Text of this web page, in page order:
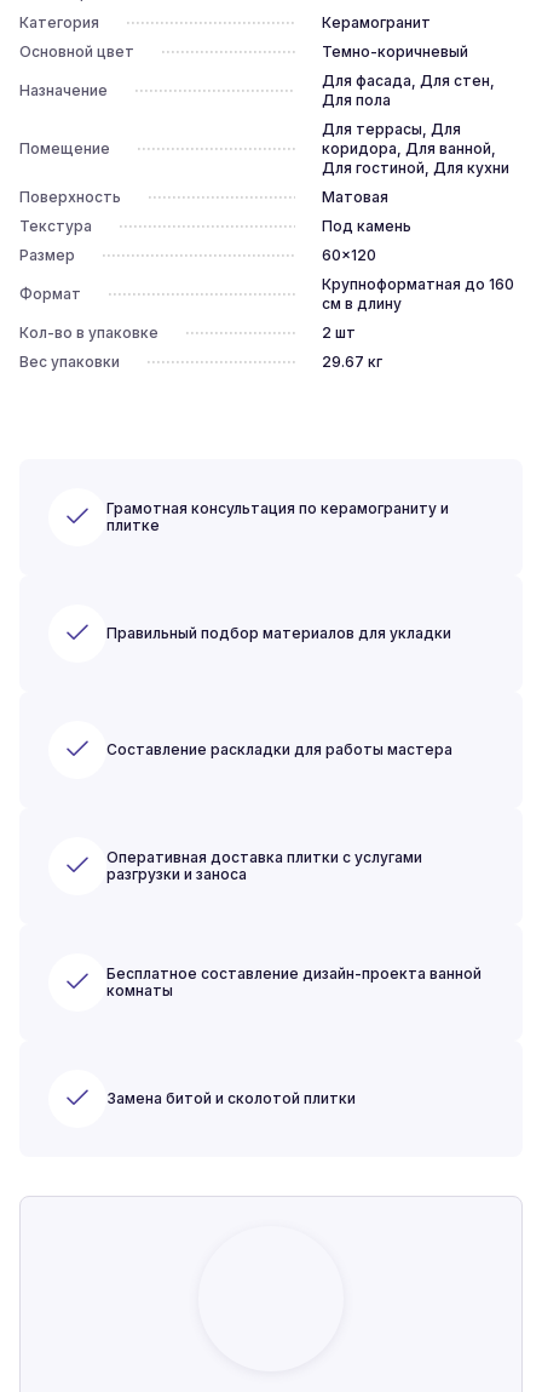
Категория
Керамогранит
Основной цвет
Темно-коричневый
Назначение
Для фасада, Для стен,
Для пола
Помещение
Для террасы, Для
коридора, Для ванной,
Для гостиной, Для кухни
Поверхность
Матовая
Текстура
Под камень
Размер
60x120
Формат
Крупноформатная до 160
см в длину
Кол-во в упаковке
2 шт
Вес упаковки
29.67 кг
Грамотная консультация по керамограниту и
плитке
Правильный подбор материалов для укладки
Составление раскладки для работы мастера
Оперативная доставка плитки с услугами
разгрузки и заноса
Бесплатное составление дизайн-проекта ванной
комнаты
Замена битой и сколотой плитки